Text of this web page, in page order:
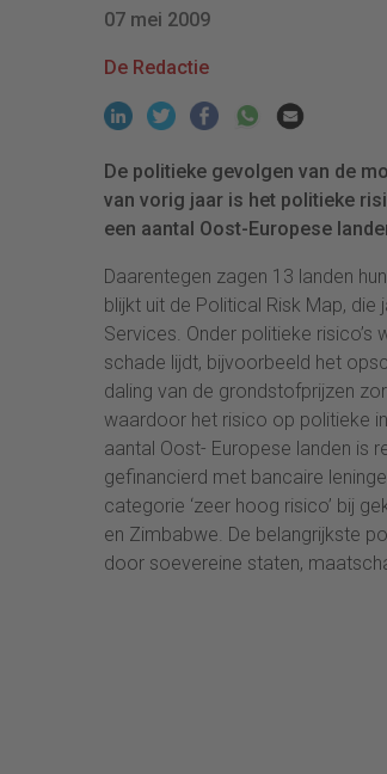
07 mei 2009
De Redactie
De politieke gevolgen van de
van vorig jaar is het politieke
een aantal Oost-Europese
Daarentegen zagen 13 landen
blijkt uit de Political Risk Map,
Services. Onder politieke
schade lijdt, bijvoorbeeld het
daling van de grondstofprijzen
waardoor het risico op politieke
aantal Oost- Europese landen is
gefinancierd met bancaire
categorie ‘zeer hoog risico’ bij
en Zimbabwe. De belangrijkste
door soevereine staten,